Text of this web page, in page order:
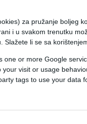
za pružanje boljeg
i u svakom trenutku
Slažete li se sa
one or more Google
visit or usage
tags to use your data
vjenčanice